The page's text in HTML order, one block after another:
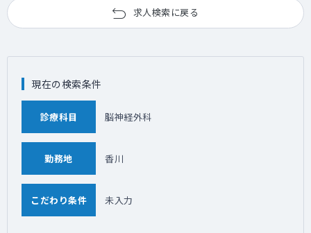
求人検索に戻る
現在の検索条件
診療科目 脳神経外科
勤務地 香川
こだわり条件 未入力